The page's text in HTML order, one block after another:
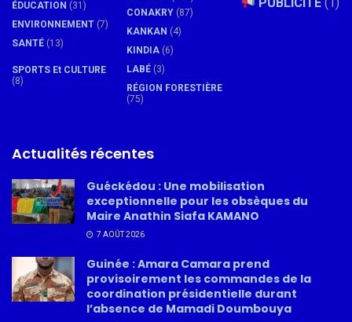
ÉDUCATION (31)
ENVIRONNEMENT (7)
SANTÉ (13)
SPORTS Et CULTURE
(8)
CONAKRY (87)
KANKAN (4)
KINDIA (6)
LABÉ (3)
RÉGION FORESTIÈRE
(75)
Actualités récentes
Guéckédou : Une mobilisation
exceptionnelle pour les obsèques du
Maire Anathin Siafa KAMANO
7 AOÛT 2026
Guinée : Amara Camara prend
provisoirement les commandes de la
coordination présidentielle durant
l’absence de Mamadi Doumbouya